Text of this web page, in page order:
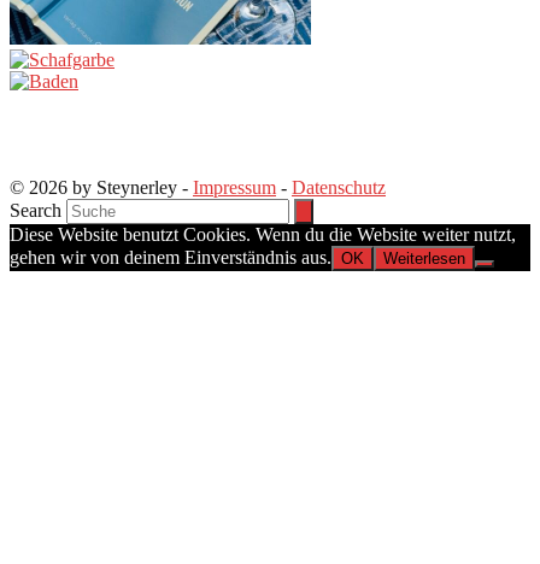
© 2026 by Steynerley - Impressum - Datenschutz
Search
Diese Website benutzt Cookies. Wenn du die Website weiter nutzt,
gehen wir von deinem Einverständnis aus. OK Weiterlesen